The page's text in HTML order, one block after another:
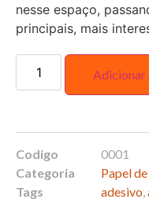
nesse espaço,
principais, mais
Adicionar
Codigo
0001
Categoria
Papel
Tags
adesivo